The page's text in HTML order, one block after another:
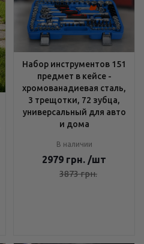
Набор инструментов 151
предмет в кейсе -
хромованадиевая сталь,
3 трещотки, 72 зубца,
универсальный для авто
и дома
В наличии
2979 грн. /шт
3873грн.